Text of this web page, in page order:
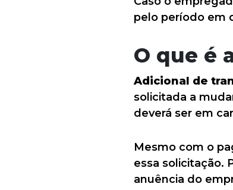
pelo período em
O que é
Adicional de
solicitada a
deverá ser em
Mesmo com o
essa solicitação.
anuência do